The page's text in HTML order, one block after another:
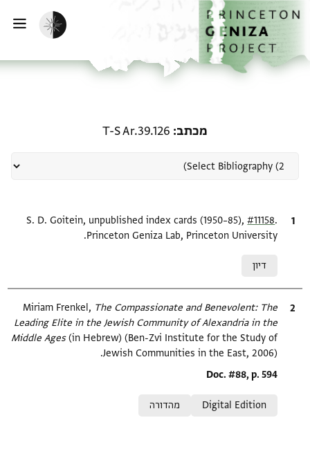
לתוכןהבית
הפעלת מצב כהה
מכתב T-S Ar.39.126
ציטוט S. D. Goitein, unpublished index cards (1950–85),#11158
Princeton Geniza Lab, Princeton University.
דיון
ציטוט Miriam Frenkel,The Compassionate and Benevolent: The
Leading Elite in the Jewish Community of Alexandria in the
Middle Ages‎(in Hebrew) (Ben-Zvi Institute for the Study of
Jewish Communities in the East, 2006).
Location in source
Doc. #88, p. 594
Digital Edition
מהדורה